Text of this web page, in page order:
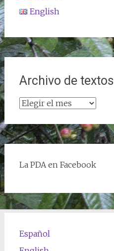
English
Archivo de textos
Archivo
textos
La PDA en Facebook
Español